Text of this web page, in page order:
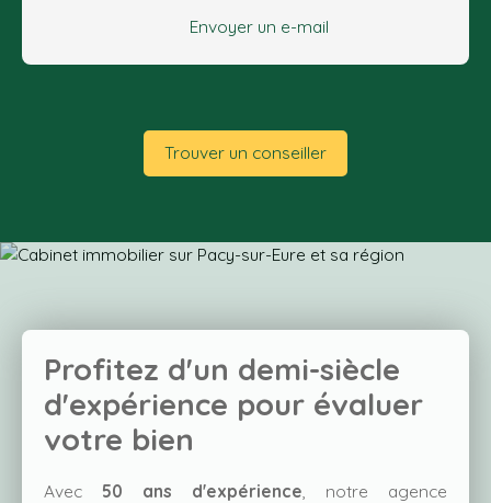
Envoyer un e-mail
Trouver un conseiller
Profitez d'un demi-siècle
d'expérience pour évaluer
votre bien
Avec 50 ans d'expérience , notre agence